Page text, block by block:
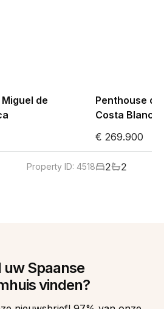
de
Property ID: 4518
Penthouse
Costa
€ 269.900
2 2
uw Spaanse
vinden?